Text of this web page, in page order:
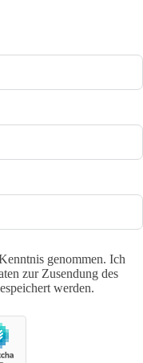
genommen. Ich
zur Zusendung des
werden.